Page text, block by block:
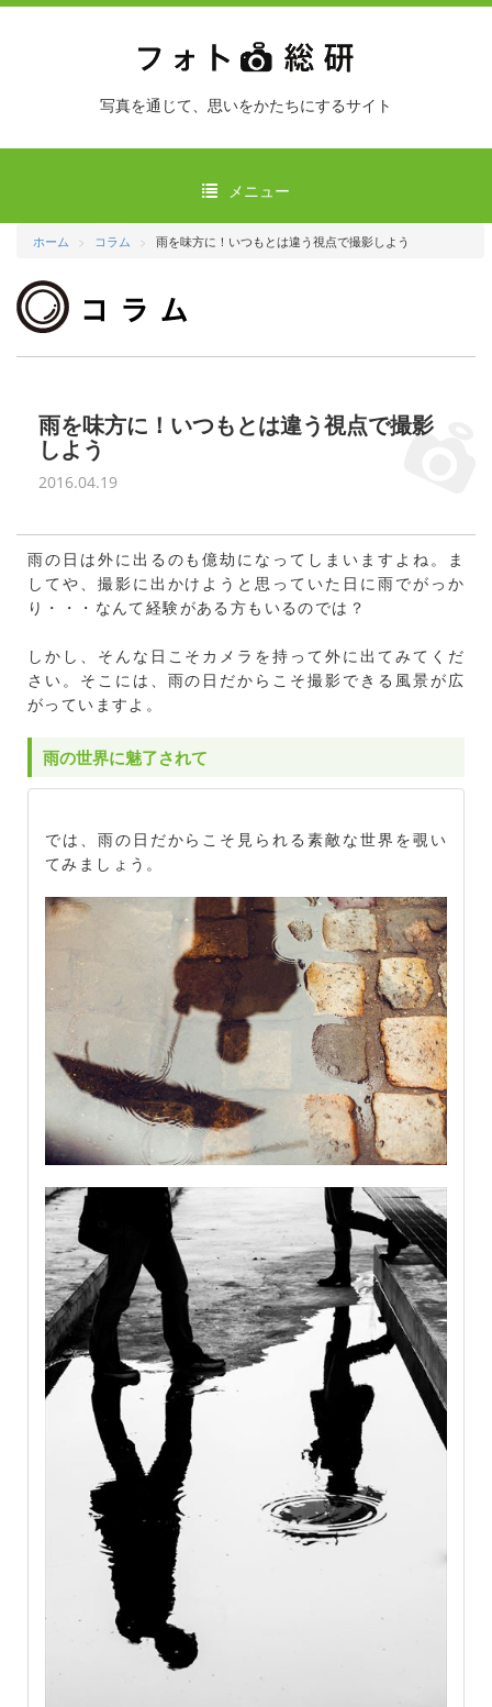
写真を通じて、思いをかたちにするサイト
メニュー
ホーム コラム 雨を味方に！いつもとは違う視点で撮影しよう
雨を味方に！いつもとは違う視点で撮影
しよう
2016.04.19
雨の日は外に出るのも億劫になってしまいますよね。ま
してや、撮影に出かけようと思っていた日に雨でがっか
り・・・なんて経験がある方もいるのでは？
しかし、そんな日こそカメラを持って外に出てみてくだ
さい。そこには、雨の日だからこそ撮影できる風景が広
がっていますよ。
雨の世界に魅了されて
では、雨の日だからこそ見られる素敵な世界を覗い
てみましょう。